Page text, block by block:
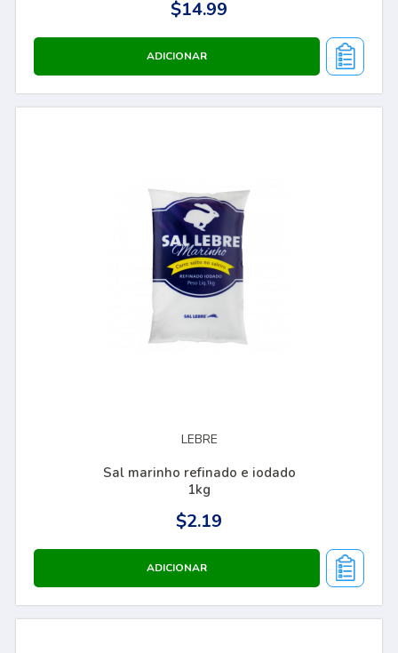
$14.99
LEBRE
Sal marinho refinado e iodado
1kg
$2.19